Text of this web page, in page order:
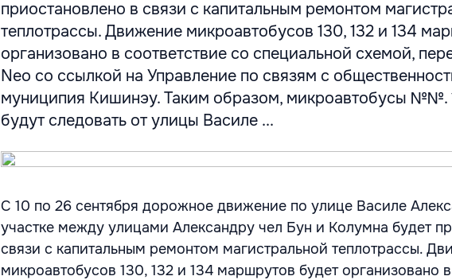
приостановлено в связи с капитальным ремонтом
теплотрассы. Движение микроавтобусов 130, 132 и 134
организовано в соответствие со специальной схемой,
Neo со ссылкой на Управление по связям с
муниципия Кишинэу. Таким образом, микроавтобусы №№.
будут следовать от улицы Василе ...
С 10 по 26 сентября дорожное движение по улице Василе
участке между улицами Александру чел Бун и Колумна будет
связи с капитальным ремонтом магистральной теплотрассы.
микроавтобусов 130, 132 и 134 маршрутов будет организовано